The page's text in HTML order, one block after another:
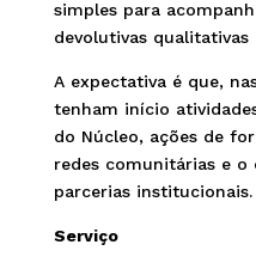
simples para
devolutivas qualitativas
A expectativa é que,
tenham início
do Núcleo, ações de
redes comunitárias e o
parcerias institucionais.
Serviço